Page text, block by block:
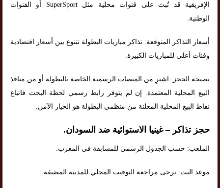
الإفريقية قد تُبث على قنوات محلية مثل SuperSport أو القنوات
الوطنية.
أسعار التذاكر المتوقعة: تذاكر مباريات البطولة تتنوع بين أسعار اقتصادية
وفئات أعلى للمباريات الكبيرة.
نصيحة الحجز: اشترِ من المنصات الرسمية الخاصة بالبطولة أو من منافذ
البيع المحلية المعتمدة. إن لم يتوفر رابط رسمي لحظة البحث فاتباع
نقاط البيع المحلية المعلنة من منظمي البطولة هو الخيار الآمن.
حجز تذاكر – غينيا الاستوائية ضد السودان.
الملعب: حسب الجدول الرسمي للمسابقة في المغرب.
موعد البث: يرجى مراجعة التوقيت المحلي للمدينة المضيفة.